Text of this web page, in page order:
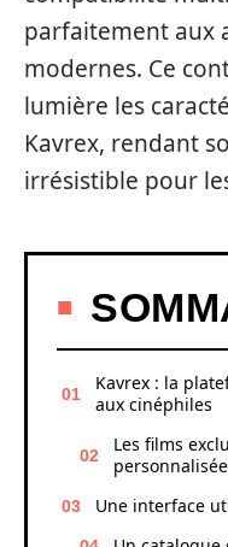
parfaitement aux
modernes. Ce
lumière les
Kavrex, rendant
irrésistible pour
Kavrex : la
aux cinéphiles
Les films
Une interface